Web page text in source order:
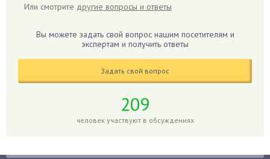
Герань
Гиппеаструм
Гладиолусы
Или смотрите другие вопросы и ответы
Вы можете задать свой вопрос нашим посетителям и
экспертам и получить ответы
Задать свой вопрос
209
человек участвуют в обсуждениях